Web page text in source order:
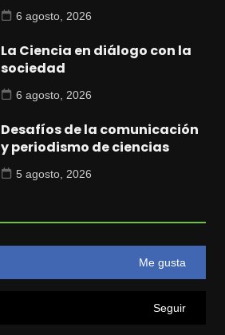
6 agosto, 2026
La Ciencia en diálogo con la
sociedad
6 agosto, 2026
Desafíos de la comunicación
y periodismo de ciencias
5 agosto, 2026
Me gusta
Seguir